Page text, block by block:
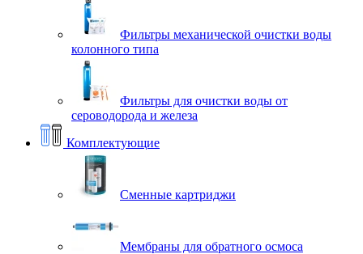
Фильтры механической очистки воды
колонного типа
Фильтры для очистки воды от
сероводорода и железа
Комплектующие
Сменные картриджи
Мембраны для обратного осмоса